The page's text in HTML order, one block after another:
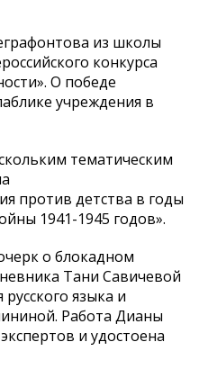
из школы
конкурса
О победе
учреждения в
тематическим
против детства в годы
1941-1945 годов».
о блокадном
Тани Савичевой
языка и
Работа Дианы
и удостоена